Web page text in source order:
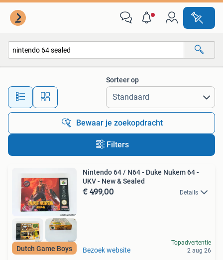
Alle afstanden…
Sorteer op
Bewaar je zoekopdracht
Filters
Dutch Game Boys
Nintendo 64 / N64 - Duke Nukem 64 -
UKV - New & Sealed
€ 499,00 Details
Bezoek website
Topadvertentie
2 aug 26